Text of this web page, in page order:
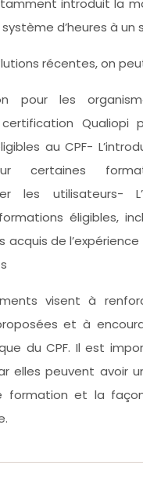
d’heures à un
récentes, on
pour les
Qualiopi
au CPF-
certaines
les utilisateurs-
éligibles,
acquis de
visent à
et à
du CPF. Il est
elles peuvent avoir
formation et la